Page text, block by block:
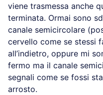
viene trasmessa anche
terminata. Ormai sono
canale semicircolare
cervello come se stessi
all’indietro, oppure mi
fermo ma il canale
segnali come se fossi
arrosto.